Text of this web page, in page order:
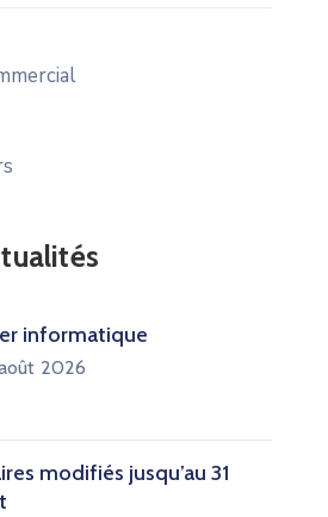
informatique
2026
modifiés jusqu’au 31